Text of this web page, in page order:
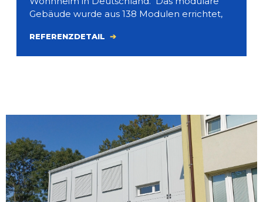
Gebäude wurde aus 138 Modulen errichtet,
REFERENZDETAIL